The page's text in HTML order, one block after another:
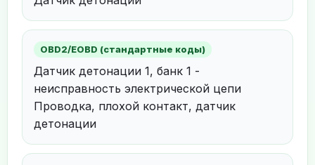
OBD2/EOBD (стандартные коды)
Датчик детонации 1, банк 1 -
неисправность электрической цепи
Проводка, плохой контакт, датчик
детонации